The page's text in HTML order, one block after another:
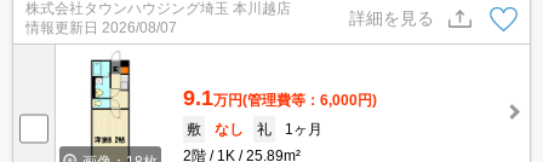
株式会社タウンハウジング埼玉 本川越店
情報更新日 2026/08/07
詳細を見る
9.1万円(管理費等：6,000円)
敷
なし 礼
1ヶ月
2階
1K 25.89m²